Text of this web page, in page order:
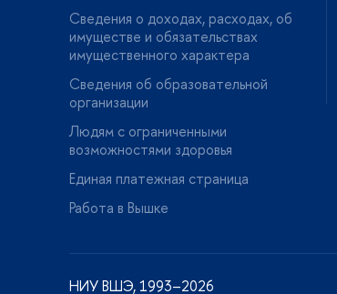
Сведения о доходах, расходах, о
имуществе и обязательствах
имущественного характера
Сведения об образовательной
организации
Людям с ограниченными
озможностями здоровья
Единая платежная страница
Работа в Вышке
НИУ ВШЭ, 1993–2026